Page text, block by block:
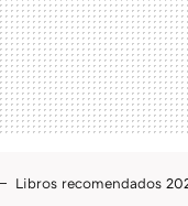
Libros recomendados